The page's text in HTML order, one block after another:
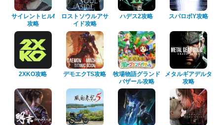
サイレントヒルf
攻略
ロストソウルアサ
イド攻略
ハデス2攻略 スパロボY攻略
2XKO攻略 デモエクTS攻略
牧場物語グランド
バザール攻略
メタルギアデルタ
攻略